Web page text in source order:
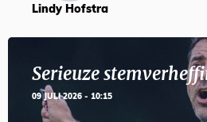
Lindy Hofstra
Serieuze
09 JULI 2026 - 10:15